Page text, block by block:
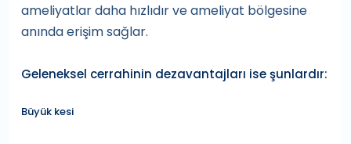
ameliyatlar daha hızlıdır ve ameliyat bölgesine
anında erişim sağlar.
Geleneksel cerrahinin dezavantajları ise şunlardır:
Büyük kesi